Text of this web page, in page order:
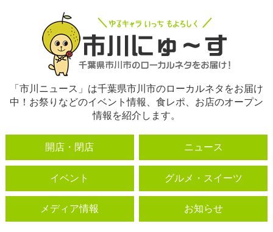
「市川ニュース」は千葉県市川市のローカルネタをお届け
中！お祭りなどのイベント情報、食レポ、お店のオープン
情報を紹介します。
開店・閉店 ニュース
イベント グルメ・スイーツ
メディア情報 お知らせ